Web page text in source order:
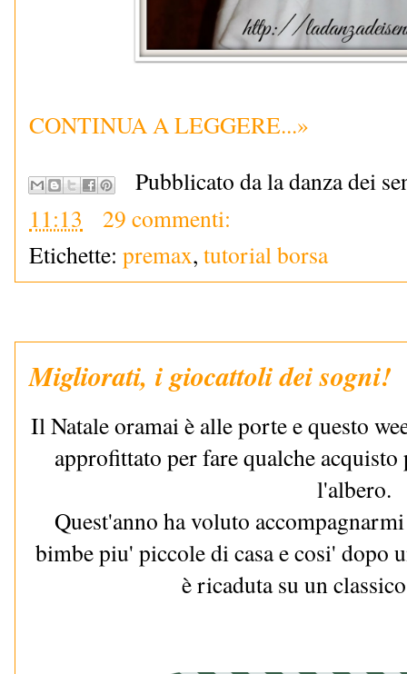
CONTINUA A LEGGERE...»
Pubblicato da la danza dei
11:13
29 commenti:
Etichette: premax, tutorial borsa
Migliorati, i giocattoli dei sogni!
Il Natale oramai è alle porte e questo
approfittato per fare qualche
l'albero.
Quest'anno ha voluto
bimbe piu' piccole di casa e cosi' dopo
è ricaduta su un